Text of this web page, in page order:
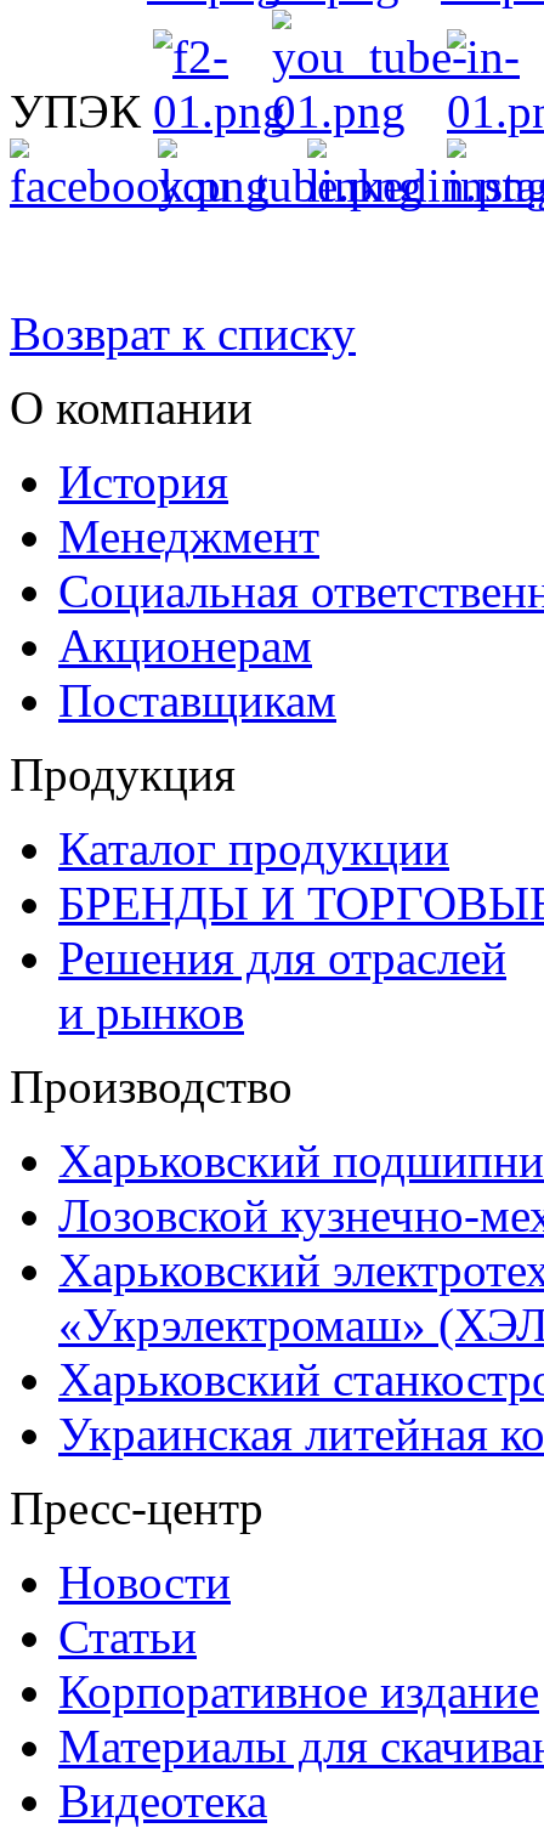
УПЭК
Возврат к списку
О компании
История
Менеджмент
Социальная
Акционерам
Поставщикам
Продукция
Каталог продукции
БРЕНДЫ И
Решения для отраслей
и рынков
Производство
Харьковский
Лозовской кузнечно-
Харьковский
«Укрэлектромаш»
Харьковский
Украинская литейная
Пресс-центр
Новости
Статьи
Корпоративное издание
Материалы для
Видеотека